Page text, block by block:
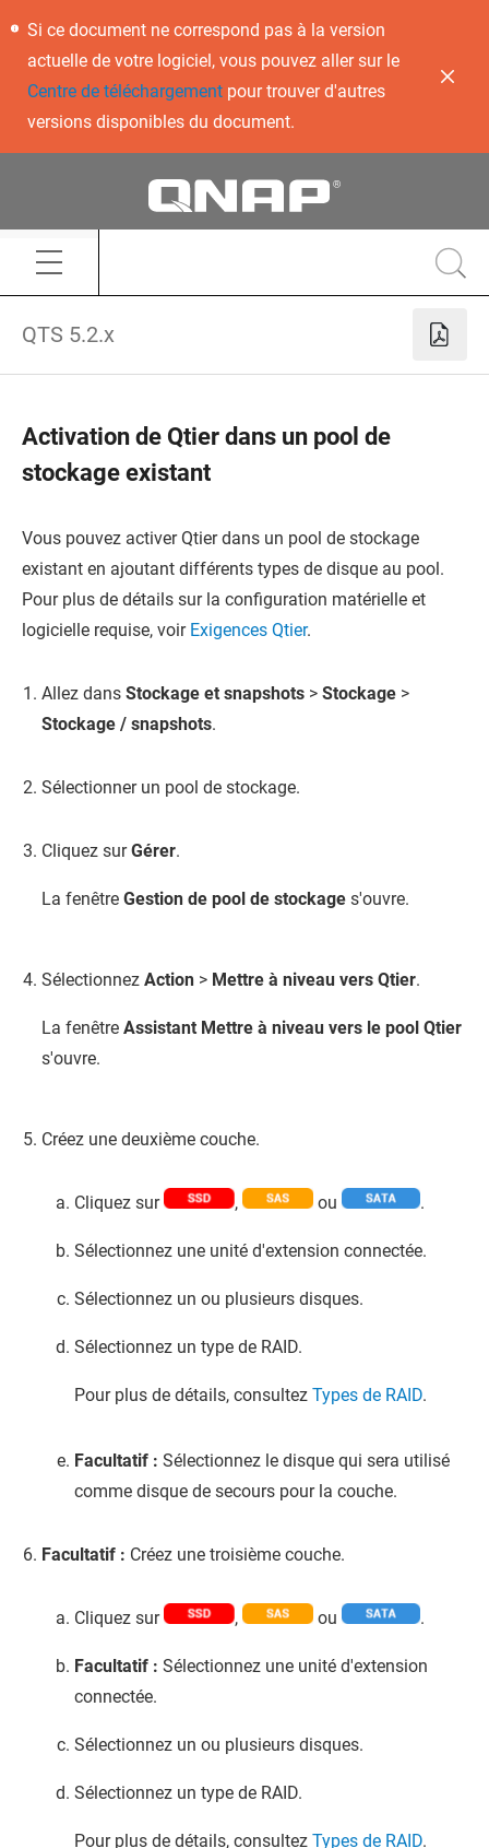
Si ce document ne correspond pas à la version
actuelle de votre logiciel, vous pouvez aller sur le
Centre de téléchargementpour trouver d'autres
versions disponibles du document.
QTS 5.2.x
Activation de Qtier dans un pool de
stockage existant
Vous pouvez activer Qtier dans un pool de stockage
existant en ajoutant différents types de disque au pool.
Pour plus de détails sur la configuration matérielle et
logicielle requise, voir Exigences Qtier.
Allez dans Stockage et snapshots > Stockage >
Stockage / snapshots.
Sélectionner un pool de stockage.
Cliquez surGérer.
La fenêtre Gestion de pool de stockage s'ouvre.
Sélectionnez Action > Mettre à niveau vers Qtier.
La fenêtre Assistant Mettre à niveau vers le pool Qtier
s'ouvre.
Créez une deuxième couche.
Cliquez sur , ou .
Sélectionnez une unité d'extension connectée.
Sélectionnez un ou plusieurs disques.
Sélectionnez un type de RAID.
Pour plus de détails, consultez Types de RAID.
Facultatif : Sélectionnez le disque qui sera utilisé
comme disque de secours pour la couche.
Facultatif : Créez une troisième couche.
Cliquez sur , ou .
Facultatif : Sélectionnez une unité d'extension
connectée.
Sélectionnez un ou plusieurs disques.
Sélectionnez un type de RAID.
Pour plus de détails, consultez Types de RAID.